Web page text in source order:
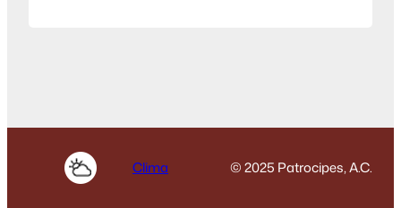
Clima © 2025 Patrocipes, A.C.